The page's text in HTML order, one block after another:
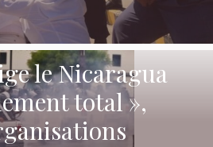
le Nicaragua
total »,